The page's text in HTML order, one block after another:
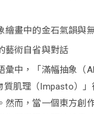
繪畫中的金石氣韻與
藝術自省與對話
彙中，「滿幅抽象（
肌理（Impasto）
然而，當一個東方創